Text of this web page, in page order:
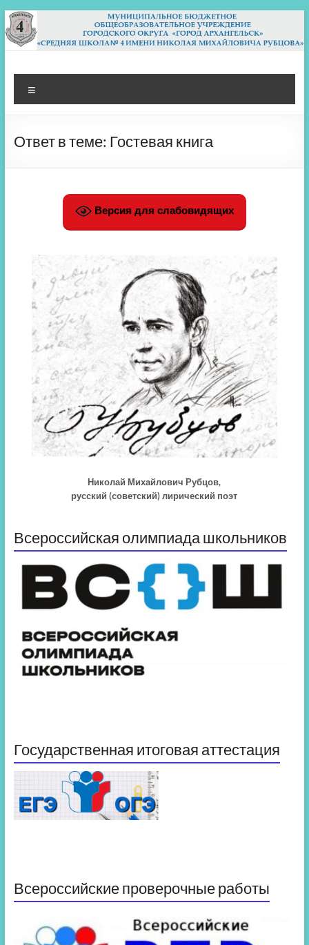
Перейти
к
содержимому
МБОУ СШ 4
Архангельск
Ответ в теме: Гостевая книга
Версия для слабовидящих
Николай Михайлович Рубцов,
русский (советский) лирический поэт
Всероссийская олимпиада школьников
Государственная итоговая аттестация
Всероссийские проверочные работы